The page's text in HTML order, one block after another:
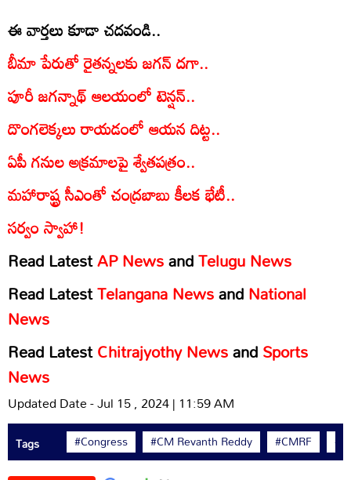
ఈ వార్తలు కూడా చదవండి..
బీమా పేరుతో రైతన్నలకు జగన్‌ దగా..
పూరీ జగన్నాథ్ ఆలయంలో టెన్షన్..
దొంగలెక్కలు రాయడంలో ఆయన దిట్ట..
ఏపీ గనుల అక్రమాలపై శ్వేతపత్రం..
మహారాష్ట్ర సీఎంతో చంద్రబాబు కీలక భేటీ..
సర్వం స్వాహా!
Read LatestAP NewsandTelugu News
Read LatestTelangana NewsandNational
News
Read LatestChitrajyothy NewsandSports
News
Updated Date - Jul 15 , 2024 | 11:59 AM
Tags #Congress #CM Revanth Reddy #CMRF